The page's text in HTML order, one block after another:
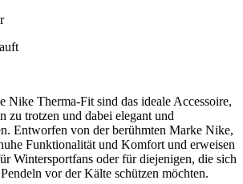
Nike Therma-Fit sind das ideale Accessoire,
zu trotzen und dabei elegant und
Entworfen von der berühmten Marke Nike,
Funktionalität und Komfort und erweisen
Wintersportfans oder für diejenigen, die sich
vor der Kälte schützen möchten.